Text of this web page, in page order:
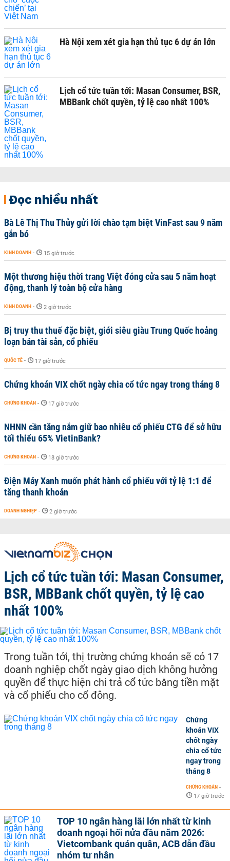
Hà Nội xem xét gia hạn thủ tục 6 dự án lớn
Lịch cổ tức tuần tới: Masan Consumer, BSR,
MBBank chốt quyền, tỷ lệ cao nhất 100%
Đọc nhiều nhất
Bà Lê Thị Thu Thủy gửi lời chào tạm biệt VinFast sau 9 năm
gắn bó
KINH DOANH - 15 giờ trước
Một thương hiệu thời trang Việt đóng cửa sau 5 năm hoạt
động, thanh lý toàn bộ cửa hàng
KINH DOANH - 2 giờ trước
Bị truy thu thuế đặc biệt, giới siêu giàu Trung Quốc hoảng
loạn bán tài sản, cổ phiếu
QUỐC TẾ - 17 giờ trước
Chứng khoán VIX chốt ngày chia cổ tức ngay trong tháng 8
CHỨNG KHOÁN - 17 giờ trước
NHNN cần tăng nắm giữ bao nhiêu cổ phiếu CTG để sở hữu
tối thiểu 65% VietinBank?
CHỨNG KHOÁN - 18 giờ trước
Điện Máy Xanh muốn phát hành cổ phiếu với tỷ lệ 1:1 để
tăng thanh khoản
DOANH NGHIỆP - 2 giờ trước
Lịch cổ tức tuần tới: Masan Consumer,
BSR, MBBank chốt quyền, tỷ lệ cao
nhất 100%
Trong tuần tới, thị trường chứng khoán sẽ có 17
doanh nghiệp chốt ngày giao dịch không hưởng
quyền để thực hiện chi trả cổ tức bằng tiền mặt
và cổ phiếu cho cổ đông.
Chứng
khoán VIX
chốt ngày
chia cổ tức
ngay trong
tháng 8
CHỨNG KHOÁN -
17 giờ trước
TOP 10 ngân hàng lãi lớn nhất từ kinh
doanh ngoại hối nửa đầu năm 2026:
Vietcombank quán quân, ACB dẫn đầu
nhóm tư nhân